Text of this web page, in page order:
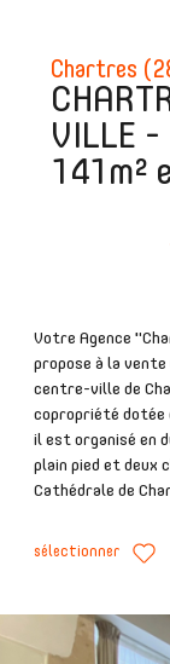
Chartres
VILLE
141m²
Votre Agence
propose à la
centre-ville de
copropriété dotée
il est organisé en
plain pied et deux
Cathédrale de
sélectionner